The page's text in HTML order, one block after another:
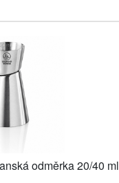
odměrka 20/40 ml